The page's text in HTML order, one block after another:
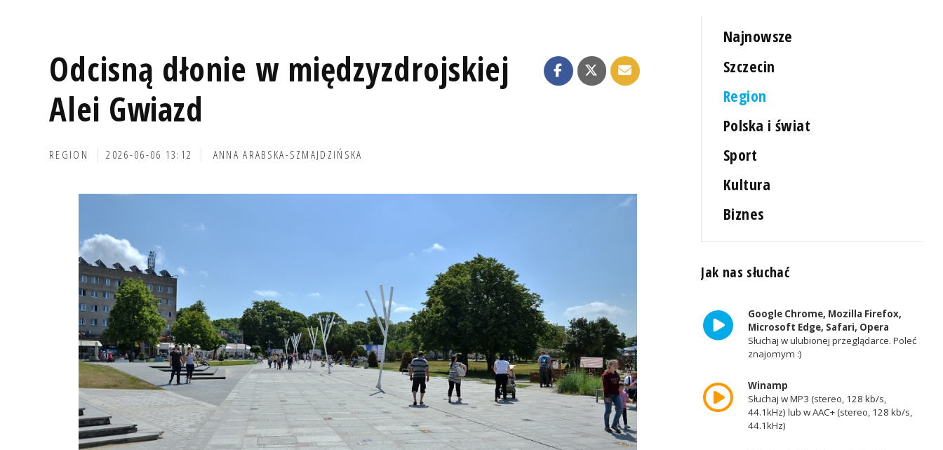
Odcisną dłonie w międzyzdrojskiej
Alei Gwiazd
REGION 2026-06-06 13:12 ANNA ARABSKA-SZMAJDZIŃSKA
Najnowsze
Szczecin
Region
Polska i świat
Sport
Kultura
Biznes
Jak nas słuchać
Google Chrome, Mozilla Firefox,
Microsoft Edge, Safari, Opera
Słuchaj w ulubionej przeglądarce. Poleć
znajomym :)
Winamp
Słuchaj w MP3 (stereo, 128 kb/s,
44.1kHz) lub w AAC+ (stereo, 128 kb/s,
44.1kHz)